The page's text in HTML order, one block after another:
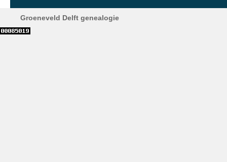
Groeneveld Delft genealogie